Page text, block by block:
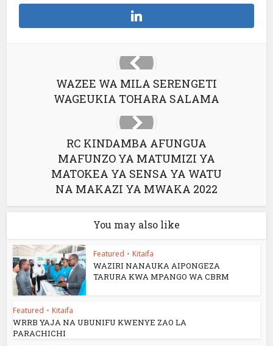
WAZEE WA MILA SERENGETI
WAGEUKIA TOHARA SALAMA
RC KINDAMBA AFUNGUA
MAFUNZO YA MATUMIZI YA
MATOKEA YA SENSA YA WATU
NA MAKAZI YA MWAKA 2022
You may also like
Featured • Kitaifa
WAZIRI NANAUKA AIPONGEZA
TARURA KWA MPANGO WA CBRM
Featured • Kitaifa
WRRB YAJA NA UBUNIFU KWENYE ZAO LA
PARACHICHI